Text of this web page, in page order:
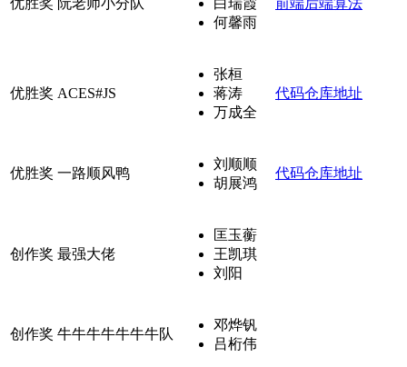
优胜奖 阮老师小分队
白瑞霞
何馨雨
前端后端算法
优胜奖 ACES#JS
张桓
蒋涛
万成全
代码仓库地址
优胜奖 一路顺风鸭
刘顺顺
胡展鸿
代码仓库地址
创作奖 最强大佬
匡玉蘅
王凯琪
刘阳
创作奖 牛牛牛牛牛牛牛队
邓烨钒
吕桁伟